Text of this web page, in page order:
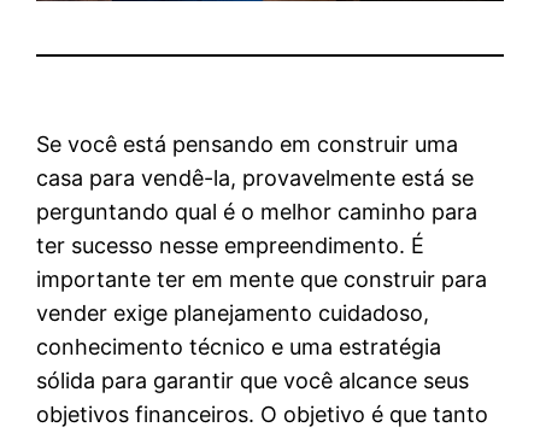
Se você está pensando em construir uma
casa para vendê-la, provavelmente está se
perguntando qual é o melhor caminho para
ter sucesso nesse empreendimento. É
importante ter em mente que construir para
vender exige planejamento cuidadoso,
conhecimento técnico e uma estratégia
sólida para garantir que você alcance seus
objetivos financeiros. O objetivo é que tanto